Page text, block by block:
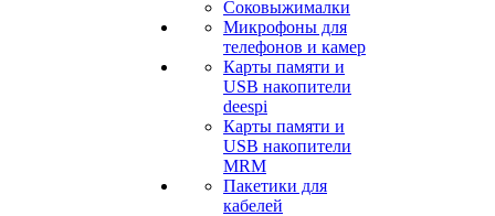
Соковыжималки
Микрофоны для
телефонов и камер
Карты памяти и
USB накопители
deespi
Карты памяти и
USB накопители
MRM
Пакетики для
кабелей